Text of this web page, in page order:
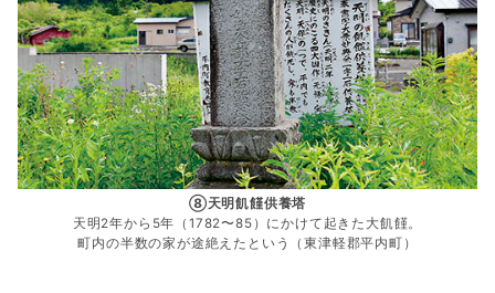
⑧天明飢饉供養塔
天明2年から5年（1782〜85）にかけて起きた大飢饉。
町内の半数の家が途絶えたという（東津軽郡平内町）